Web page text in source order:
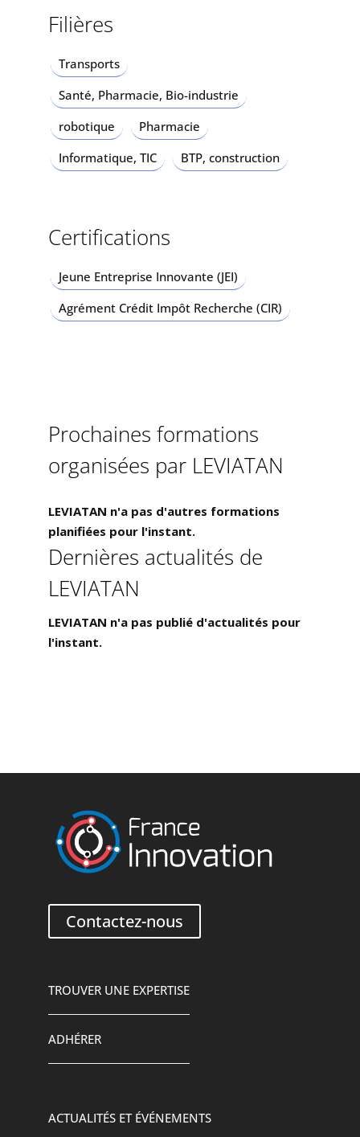
Filières
Transports
Santé, Pharmacie, Bio-industrie
robotique
Pharmacie
Informatique, TIC
BTP, construction
Certifications
Jeune Entreprise Innovante (JEI)
Agrément Crédit Impôt Recherche (CIR)
Prochaines formations
organisées par LEVIATAN
LEVIATAN n'a pas d'autres formations
planifiées pour l'instant.
Dernières actualités de
LEVIATAN
LEVIATAN n'a pas publié d'actualités pour
l'instant.
Contactez-nous
TROUVER UNE EXPERTISE
ADHÉRER
ACTUALITÉS ET ÉVÉNEMENTS